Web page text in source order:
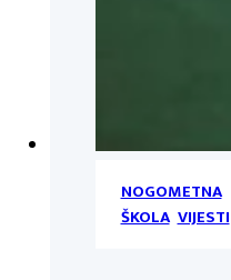
NOGOMETNA
ŠKOLA,VIJESTI